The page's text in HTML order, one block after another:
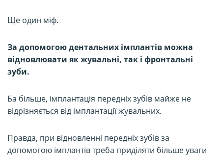
Ще один міф.
За допомогою дентальних імплантів можна
відновлювати як жувальні, так і фронтальні
зуби.
Ба більше, імплантація передніх зубів майже не
відрізняється від імплантації жувальних.
Правда, при відновленні передніх зубів за
допомогою імплантів треба приділяти більше уваги